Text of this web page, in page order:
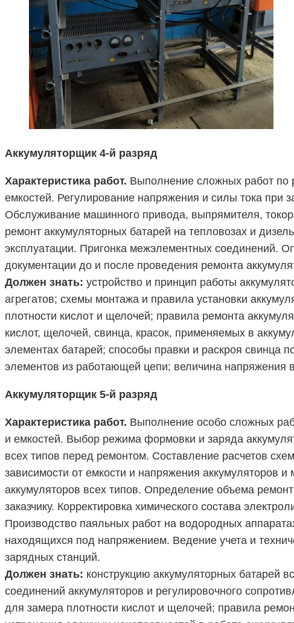
Аккумуляторщик 4-й разряд
Характеристика работ. Выполнение сложных работ по
емкостей. Регулирование напряжения и силы тока при
Обслуживание машинного привода, выпрямителя,
ремонт аккумуляторных батарей на тепловозах и
эксплуатации. Пригонка межэлементных соединений.
документации до и после проведения ремонта
Должен знать: устройство и принцип работы
агрегатов; схемы монтажа и правила установки
плотности кислот и щелочей; правила ремонта
кислот, щелочей, свинца, красок, применяемых в
элементах батарей; способы правки и раскроя свинца
элементов из работающей цепи; величина напряжения
Аккумуляторщик 5-й разряд
Характеристика работ. Выполнение особо сложных
и емкостей. Выбор режима формовки и заряда
всех типов перед ремонтом. Составление расчетов
зависимости от емкости и напряжения аккумуляторов
аккумуляторов всех типов. Определение объема
заказчику. Корректировка химического состава
Производство паяльных работ на водородных
находящихся под напряжением. Ведение учета и
зарядных станций.
Должен знать: конструкцию аккумуляторных батарей
соединений аккумуляторов и регулировочного
для замера плотности кислот и щелочей; правила